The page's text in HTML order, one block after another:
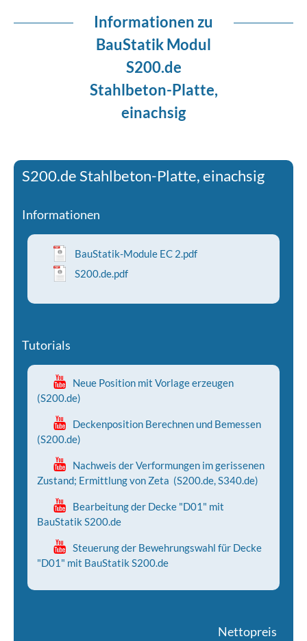
Informationen zu
BauStatik Modul
S200.de
Stahlbeton-Platte,
einachsig
S200.de Stahlbeton-Platte, einachsig
Informationen
BauStatik-Module EC 2.pdf
S200.de.pdf
Tutorials
Neue Position mit Vorlage erzeugen
(S200.de)
Deckenposition Berechnen und Bemessen
(S200.de)
Nachweis der Verformungen im gerissenen
Zustand; Ermittlung von Zeta (S200.de, S340.de)
Bearbeitung der Decke "D01" mit
BauStatik S200.de
Steuerung der Bewehrungswahl für Decke
"D01" mit BauStatik S200.de
Nettopreis